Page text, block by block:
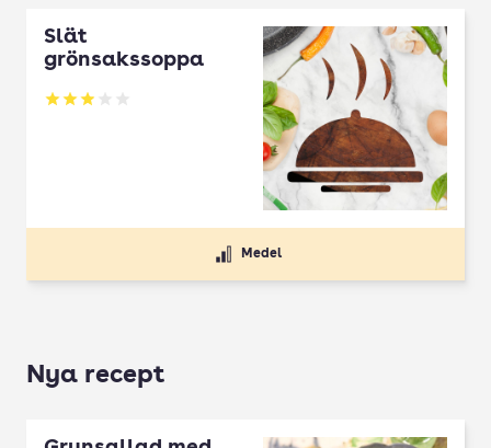
Slät
grönsakssoppa
Betyg: 2.94 av 5
Medel
Nya recept